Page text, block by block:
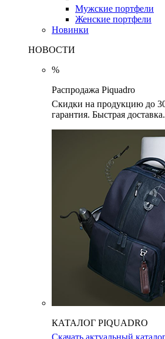
Мужские портфели
Женские портфели
Новинки
НОВОСТИ
%
Распродажа Piquadro
Скидки на продукцию до
гарантия. Быстрая доставка.
КАТАЛОГ PIQUADRO
Скачать актуальный